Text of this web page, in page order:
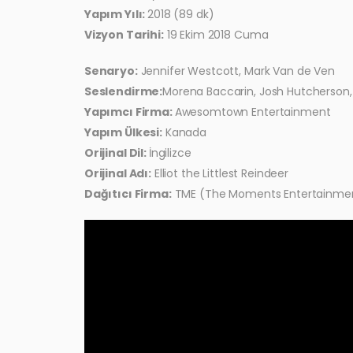
Yapım Yılı:2018 (89 dk)
Vizyon Tarihi:19 Ekim 2018 Cuma
Senaryo:Jennifer Westcott, Mark Van de Ven
Seslendirme:Morena Baccarin, Josh
Yapımcı Firma:Awesomtown Entertainment
Yapım Ülkesi: Kanada
Orijinal Dil: İngilizce
Orijinal Adı: Elliot the Littlest Reindeer
Dağıtıcı Firma:TME (The Moments